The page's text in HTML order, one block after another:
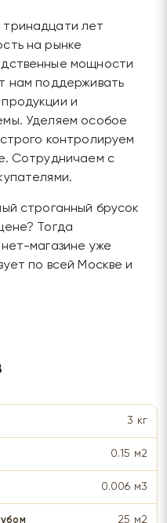
лет
на рынке
мощности
нам поддерживать
и
Уделяем особое
контролируем
Сотрудничаем с
строганный брусок
Тогда
магазине уже
по всей Москве и
3 кг
0.15 м2
0.006 м3
25 м2